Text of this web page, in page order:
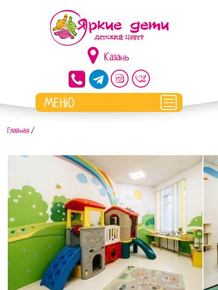
Казань
Главная /